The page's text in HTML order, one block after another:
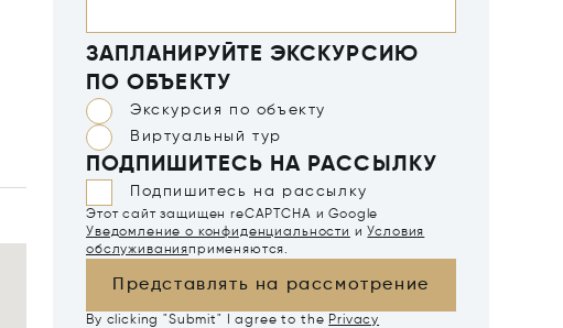
ЗАПЛАНИРУЙТЕ ЭКСКУРСИЮ
ПО ОБЪЕКТУ
Экскурсия по объекту
Виртуальный тур
ПОДПИШИТЕСЬ НА РАССЫЛКУ
Подпишитесь на рассылку
Этот сайт защищен reCAPTCHA и Google
Уведомление о конфиденциальности и Условия
обслуживанияприменяются.
Представлять на рассмотрение
By clicking "Submit" I agree to the Privacy